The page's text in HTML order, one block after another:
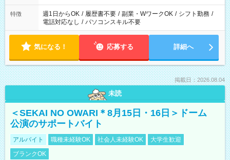
特徴 週1日からOK / 履歴書不要 / 副業・WワークOK / シフト勤務 /
電話対応なし / パソコンスキル不要
気になる！ 応募する 詳細へ
掲載日：2026.08.04
未読
＜SEKAI NO OWARI＊8月15日・16日＞ドーム
公演のサポートバイト
アルバイト 職種未経験OK 社会人未経験OK
大学生歓迎
ブランクOK